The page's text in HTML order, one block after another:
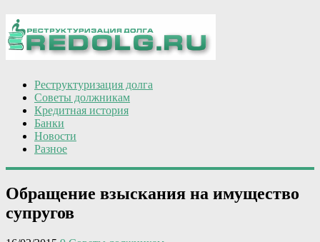
Реструктуризация долга
Советы должникам
Кредитная история
Банки
Новости
Разное
Обращение взыскания на имущество
супругов